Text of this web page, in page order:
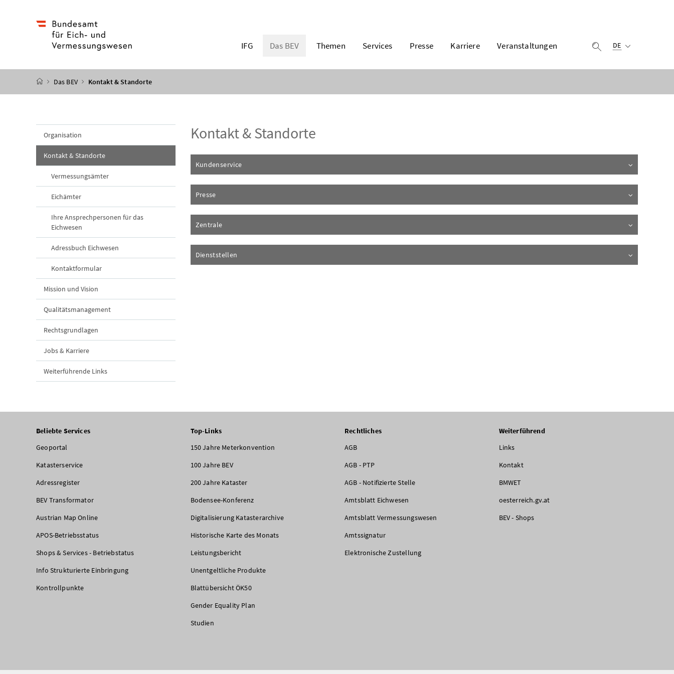
IFG Das BEV Themen Services Presse Karriere Veranstaltungen Suche einblenden
DE
Startseite
Das BEV Kontakt & Standorte
Organisation
Kontakt & Standorte(aktuelle Seite)
Vermessungsämter
Eichämter
Ihre Ansprechpersonen für das
Eichwesen
Adressbuch Eichwesen
Kontaktformular
Mission und Vision
Qualitätsmanagement
Rechtsgrundlagen
Jobs & Karriere
Weiterführende Links
Kontakt & Standorte
Kundenservice
Presse
Zentrale
Dienststellen
Beliebte Services
Geoportal
Katasterservice
Adressregister
BEV Transformator
Austrian Map Online
APOS-Betriebsstatus
Shops & Services - Betriebstatus
Info Strukturierte Einbringung
Kontrollpunkte
Top-Links
150 Jahre Meterkonvention
100 Jahre BEV
200 Jahre Kataster
Bodensee-Konferenz
Digitalisierung Katasterarchive
Historische Karte des Monats
Leistungsbericht
Unentgeltliche Produkte
Blattübersicht ÖK50
Gender Equality Plan
Studien
Rechtliches
AGB
AGB - PTP
AGB - Notifizierte Stelle
Amtsblatt Eichwesen
Amtsblatt Vermessungswesen
Amtssignatur
Elektronische Zustellung
Weiterführend
Links
Kontakt
BMWET
oesterreich.gv.at
BEV - Shops